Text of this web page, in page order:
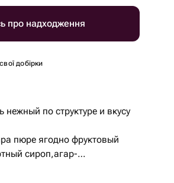
про надходження
добірки
нежный по структуре и вкусу
пюре ягодно фруктовый
сироп,агар-